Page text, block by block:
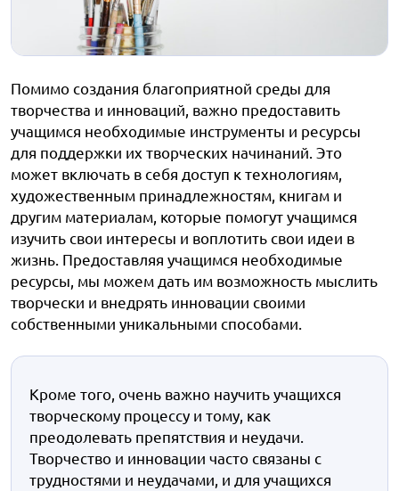
Помимо создания благоприятной среды для
творчества и инноваций, важно предоставить
учащимся необходимые инструменты и ресурсы
для поддержки их творческих начинаний. Это
может включать в себя доступ к технологиям,
художественным принадлежностям, книгам и
другим материалам, которые помогут учащимся
изучить свои интересы и воплотить свои идеи в
жизнь. Предоставляя учащимся необходимые
ресурсы, мы можем дать им возможность мыслить
творчески и внедрять инновации своими
собственными уникальными способами.
Кроме того, очень важно научить учащихся
творческому процессу и тому, как
преодолевать препятствия и неудачи.
Творчество и инновации часто связаны с
трудностями и неудачами, и для учащихся